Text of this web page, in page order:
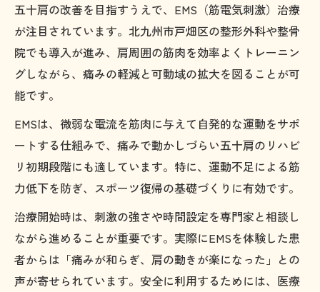
五十肩の改善を目指すうえで、EMS（筋電気刺激）治療
が注目されています。北九州市戸畑区の整形外科や整骨
院でも導入が進み、肩周囲の筋肉を効率よくトレーニン
グしながら、痛みの軽減と可動域の拡大を図ることが可
能です。
EMSは、微弱な電流を筋肉に与えて自発的な運動をサポ
ートする仕組みで、痛みで動かしづらい五十肩のリハビ
リ初期段階にも適しています。特に、運動不足による筋
力低下を防ぎ、スポーツ復帰の基礎づくりに有効です。
治療開始時は、刺激の強さや時間設定を専門家と相談し
ながら進めることが重要です。実際にEMSを体験した患
者からは「痛みが和らぎ、肩の動きが楽になった」との
声が寄せられています。安全に利用するためには、医療